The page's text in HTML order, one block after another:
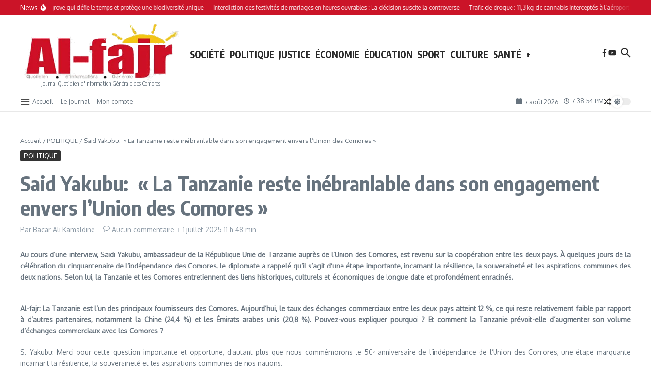
Aller au contenu
News
: Une mangrove qui défie le temps et protège une biodiversité unique Interdiction des festivités de mariages en heures ouvrables : La décision suscite la controverse Trafic de drogue : 11,3 kg de cannabis interceptés à l’aéroport de Hahaya
Journal Quotidien d'Information Générale des Comores
SOCIÉTÉ POLITIQUE JUSTICE ÉCONOMIE ÉDUCATION SPORT CULTURE SANTÉ +
Accueil Le journal Mon compte 7 août 2026 7:38:55 PM
Accueil / POLITIQUE / Said Yakubu: « La Tanzanie reste inébranlable dans son engagement envers l’Union des Comores »
POLITIQUE
Said Yakubu: « La Tanzanie reste inébranlable dans son engagement
envers l’Union des Comores »
Par Bacar Ali Kamaldine Aucun commentaire 1 juillet 2025 11 h 48 min
Au cours d’une interview, Saidi Yakubu, ambassadeur de la République Unie de Tanzanie auprès de l’Union des Comores, est revenu sur la coopération entre les deux pays. À quelques jours de la
célébration du cinquantenaire de l’indépendance des Comores, le diplomate a rappelé qu’il s’agit d’une étape importante, incarnant la résilience, la souveraineté et les aspirations communes des
deux nations. Selon lui, la Tanzanie et les Comores entretiennent des liens historiques, culturels et économiques de longue date et profondément enracinés.
Al-fajr: La Tanzanie est l’un des principaux fournisseurs des Comores. Aujourd’hui, le taux des échanges commerciaux entre les deux pays atteint 12 %, ce qui reste relativement faible par rapport
à d’autres partenaires, notamment la Chine (24,4 %) et les Émirats arabes unis (20,8 %). Pouvez-vous expliquer pourquoi ? Et comment la Tanzanie prévoit-elle d’augmenter son volume
d’échanges commerciaux avec les Comores ?
S. Yakubu: Merci pour cette question importante et opportune, d’autant plus que nous commémorons le 50ᵉ anniversaire de l’indépendance de l’Union des Comores, une étape marquante
incarnant la résilience, la souveraineté et les aspirations communes de nos nations.